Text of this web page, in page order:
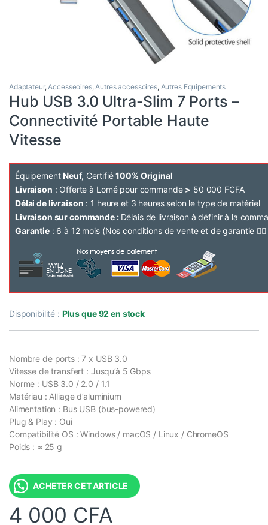
Adaptateur,Accesseoires,Autres accessoires, Autres Equipements
Hub USB 3.0 Ultra-Slim 7 Ports –
Connectivité Portable Haute
Vitesse
Équipement Neuf, Certifié100% Original
Livraison : Offerte à Lomé pour commande > 50 000 FCFA
Délai de livraison : 1 heure et 3 heures selon le type de matériel
Livraison sur commande : Délais de livraison à définir à la
Garantie: 6 à 12 mois (Nos conditions de vente et de garantie 👉🏽
Disponibilité : Plus que 92 en stock
Nombre de ports : 7 x USB 3.0
Vitesse de transfert : Jusqu’à 5 Gbps
Norme : USB 3.0 / 2.0 / 1.1
Matériau : Alliage d’aluminium
Alimentation : Bus USB (bus-powered)
Plug & Play : Oui
Compatibilité OS : Windows / macOS / Linux / ChromeOS
Poids : ≈ 25 g
ACHETER CET ARTICLE
4 000 CFA